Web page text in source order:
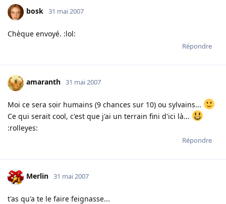
bosk 31 mai 2007
Chèque envoyé. :lol:
Répondre
amaranth 31 mai 2007
Moi ce sera soir humains (9 chances sur 10) ou sylvains...
Ce qui serait cool, c'est que j'ai un terrain fini d'ici là...
:rolleyes:
Répondre
Merlin 31 mai 2007
t'as qu'a te le faire feignasse...